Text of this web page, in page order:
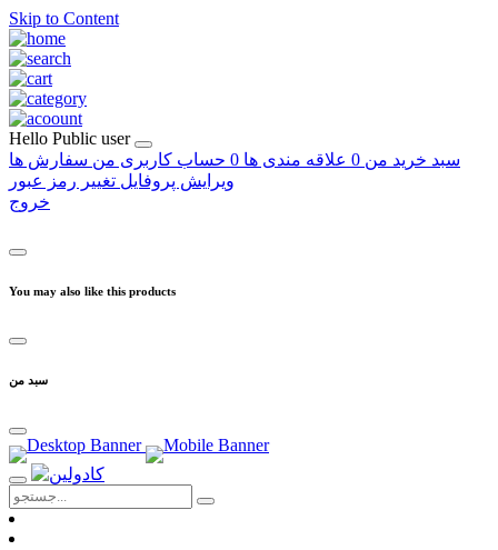
Skip to Content
Hello Public user
سبد خرید من 0 علاقه مندی ها 0 حساب کاربری من سفارش ها
ویرایش پروفایل تغییر رمز عبور
خروج
You may also like this products
سبد من